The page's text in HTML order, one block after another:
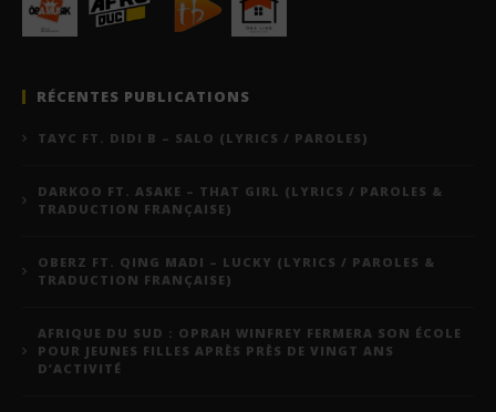
RÉCENTES PUBLICATIONS
TAYC FT. DIDI B – SALO (LYRICS / PAROLES)
DARKOO FT. ASAKE – THAT GIRL (LYRICS / PAROLES &
TRADUCTION FRANÇAISE)
OBERZ FT. QING MADI – LUCKY (LYRICS / PAROLES &
TRADUCTION FRANÇAISE)
AFRIQUE DU SUD : OPRAH WINFREY FERMERA SON ÉCOLE
POUR JEUNES FILLES APRÈS PRÈS DE VINGT ANS
D’ACTIVITÉ